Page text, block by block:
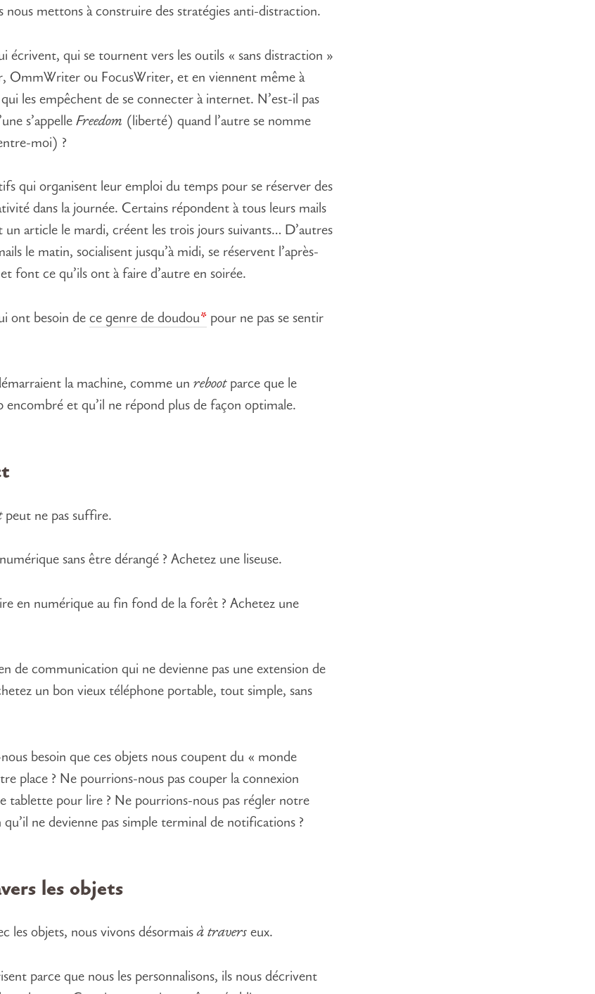
nous mettons à construire des stratégies anti-distraction.
écrivent, qui se tournent vers les outils « sans distraction »
OmmWriter ou FocusWriter, et en viennent même à
les empêchent de se connecter à internet. N’est-il pas
s’appelle Freedom (liberté) quand l’autre se nomme
moi) ?
qui organisent leur emploi du temps pour se réserver des
dans la journée. Certains répondent à tous leurs mails
un article le mardi, créent les trois jours suivants… D’autres
le matin, socialisent jusqu’à midi, se réservent l’après-
font ce qu’ils ont à faire d’autre en soirée.
ont besoin de ce genre de doudou pour ne pas se sentir
la machine, comme un rebootparce que le
encombré et qu’il ne répond plus de façon optimale.
peut ne pas suffire.
sans être dérangé ? Achetez une liseuse.
en numérique au fin fond de la forêt ? Achetez une
de communication qui ne devienne pas une extension de
un bon vieux téléphone portable, tout simple, sans
besoin que ces objets nous coupent du « monde
place ? Ne pourrions-nous pas couper la connexion
tablette pour lire ? Ne pourrions-nous pas régler notre
ne devienne pas simple terminal de notifications ?
les objets
les objets, nous vivons désormaisà travers eux.
parce que nous les personnalisons, ils nous décrivent